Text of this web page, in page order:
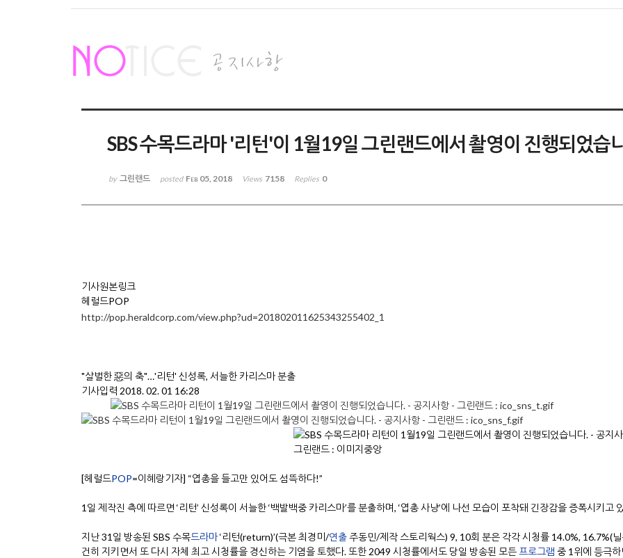
SBS 수목드라마 '리턴'이 1월19일 그린랜드에서 촬영이 진행되었습
by 그린랜드 posted Feb 05, 2018 Views 7158 Replies 0
기사원본링크
헤럴드POP
http://pop.heraldcorp.com/view.php?ud=201802011625343255402_1
"살벌한 惡의 축"…'리턴' 신성록, 서늘한 카리스마 분출
기사입력 2018. 02. 01 16:28
[헤럴드POP=이혜랑기자] “엽총을 들고만 있어도 섬뜩하다!”
1일 제작진 측에 따르면 ‘리턴’ 신성록이 서늘한 ‘백발백중 카리스마’를 분출하며, ‘엽총 사냥’에 나선 모습이 포착돼 긴장감을 증폭시키고
지난 31일 방송된 SBS 수목드라마‘리턴(return)’(극본 최경미/연출주동민/제작 스토리웍스) 9, 10회 분은 각각 시청률 14.0%, 16.7%(
건히 지키면서 또 다시 자체 최고 시청률을 경신하는 기염을 토했다. 또한 2049 시청률에서도 당일 방송된 모든프로그램 중 1위에 등극